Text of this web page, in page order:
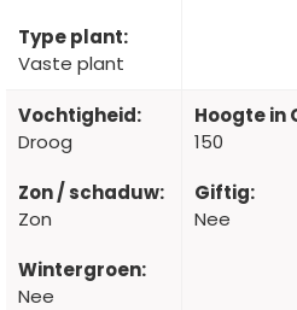
Type plant:
Vaste plant
Vochtigheid:
Droog
Zon / schaduw:
Zon
Wintergroen:
Nee
Hoogte in
150
Giftig:
Nee